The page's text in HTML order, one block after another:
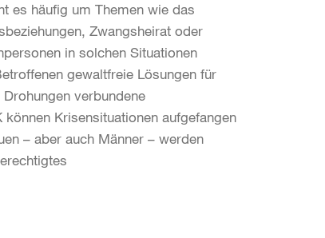
es häufig um Themen wie das
Zwangsheirat oder
in solchen Situationen
gewaltfreie Lösungen für
verbundene
Krisensituationen aufgefangen
– aber auch Männer – werden